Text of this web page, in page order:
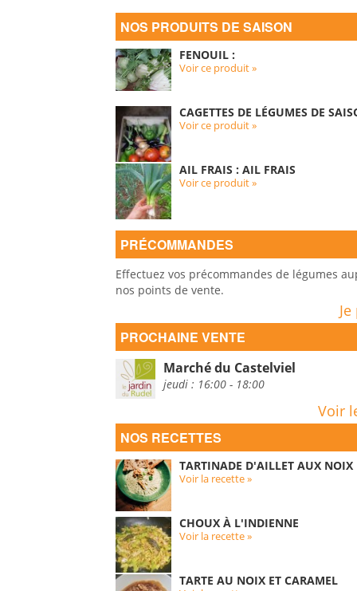
NOS PRODUITS DE SAISON
FENOUIL :
Voir ce produit »
CAGETTES DE LÉGUMES DE
Voir ce produit »
AIL FRAIS : AIL FRAIS
Voir ce produit »
PRÉCOMMANDES
Effectuez vos précommandes de légumes
nos points de vente.
PROCHAINE VENTE
Marché du Castelviel
jeudi : 16:00 - 18:00
Voir
NOS RECETTES
TARTINADE D'AILLET AUX NOIX
Voir la recette »
CHOUX À L'INDIENNE
Voir la recette »
TARTE AU NOIX ET CARAMEL